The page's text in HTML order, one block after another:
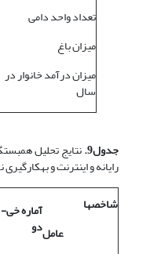
تعداد واحد دامی
میزان باغ
میزان درآمد خانوار در
سال
جدول9. نتایج تحلیل
رایانه و اینترنت و به‎کارگیری نوآوری(آی‎سی‎تی)
شاخصها
عامل
آماره خی-
دو